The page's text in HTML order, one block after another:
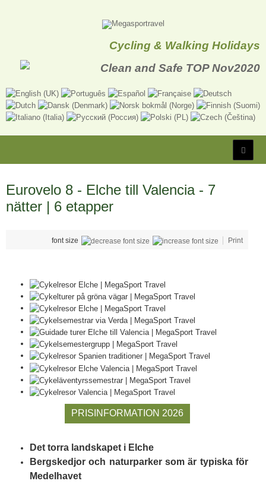
Cycling & Walking Holidays
Eurovelo 8 - Elche till Valencia - 7
nätter | 6 etapper
font size Print
PRISINFORMATION 2026
Det torra landskapet i Elche
Bergskedjor och naturparker som är typiska för
Medelhavet